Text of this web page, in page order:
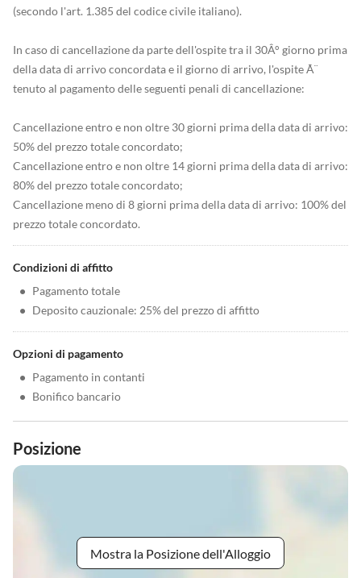
(secondo l'art. 1.385 del codice civile italiano).
In caso di cancellazione da parte dell'ospite tra il 30Â° giorno prima
della data di arrivo concordata e il giorno di arrivo, l'ospite Ã¨
tenuto al pagamento delle seguenti penali di cancellazione:
Cancellazione entro e non oltre 30 giorni prima della data di arrivo:
50% del prezzo totale concordato;
Cancellazione entro e non oltre 14 giorni prima della data di arrivo:
80% del prezzo totale concordato;
Cancellazione meno di 8 giorni prima della data di arrivo: 100% del
prezzo totale concordato.
Condizioni di affitto
• Pagamento totale
• Deposito cauzionale: 25% del prezzo di affitto
Opzioni di pagamento
• Pagamento in contanti
• Bonifico bancario
Posizione
Mostra la Posizione dell'Alloggio